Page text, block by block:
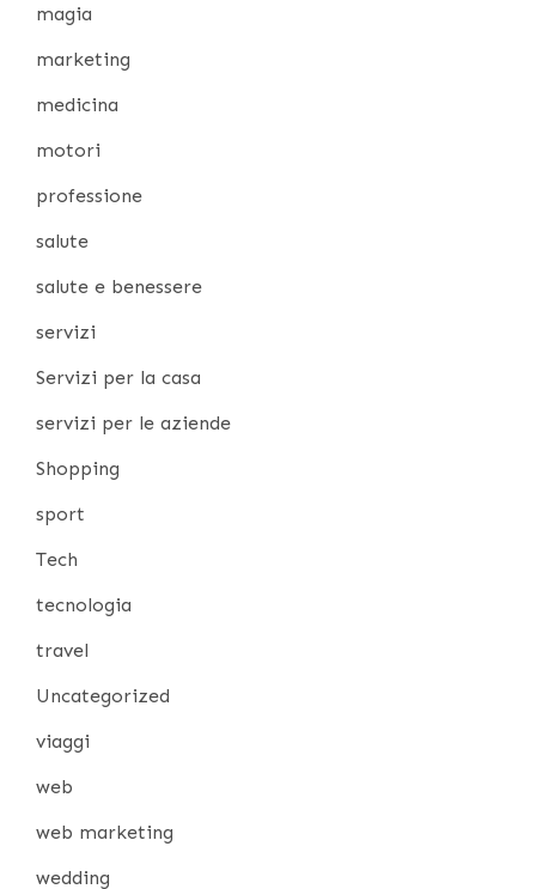
magia
marketing
medicina
motori
professione
salute
salute e benessere
servizi
Servizi per la casa
servizi per le aziende
Shopping
sport
Tech
tecnologia
travel
Uncategorized
viaggi
web
web marketing
wedding